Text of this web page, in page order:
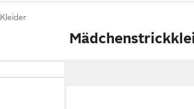
Kleider